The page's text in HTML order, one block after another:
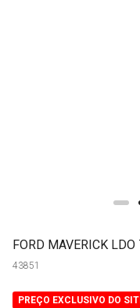
FORD MAVERICK
43851
PREÇO EXCLUSIVO DO